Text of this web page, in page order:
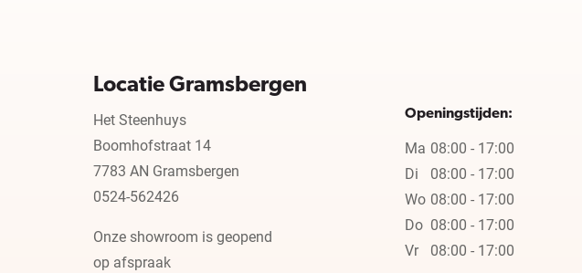
Locatie Gramsbergen
Het Steenhuys
Boomhofstraat 14
7783 AN Gramsbergen
0524-562426
Onze showroom is geopend
op afspraak
Openingstijden:
Ma 08:00 - 17:00
Di
08:00 - 17:00
Wo 08:00 - 17:00
Do 08:00 - 17:00
Vr
08:00 - 17:00